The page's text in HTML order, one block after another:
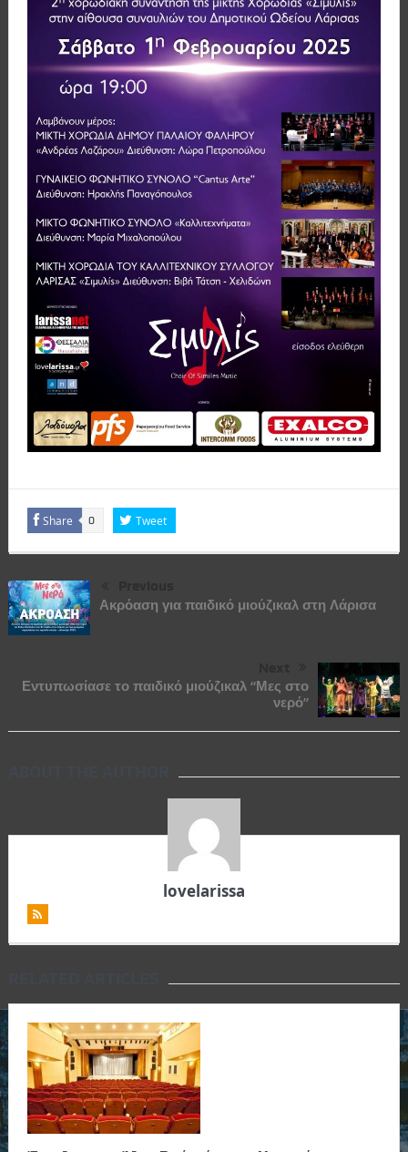
Share 0 Tweet
Ακρόαση για παιδικό μιούζικαλ στη Λάρισα
Εντυπωσίασε το παιδικό μιούζικαλ “Μες στο
νερό”
lovelarissa